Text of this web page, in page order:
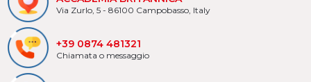
Via Zurlo, 5 - 86100 Campobasso, Italy
+39 0874 481321
Chiamata o messaggio